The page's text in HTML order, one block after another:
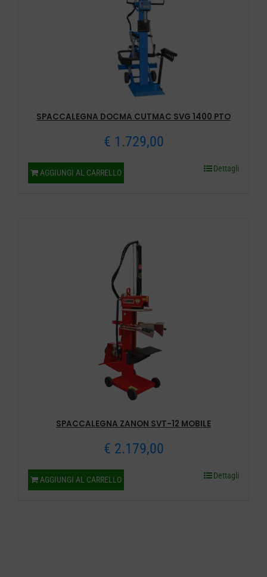
SPACCALEGNA DOCMA CUTMAC SVG 1400 PTO
€ 1.729,00
AGGIUNGI AL CARRELLO Dettagli
SPACCALEGNA ZANON SVT-12 MOBILE
€ 2.179,00
AGGIUNGI AL CARRELLO Dettagli